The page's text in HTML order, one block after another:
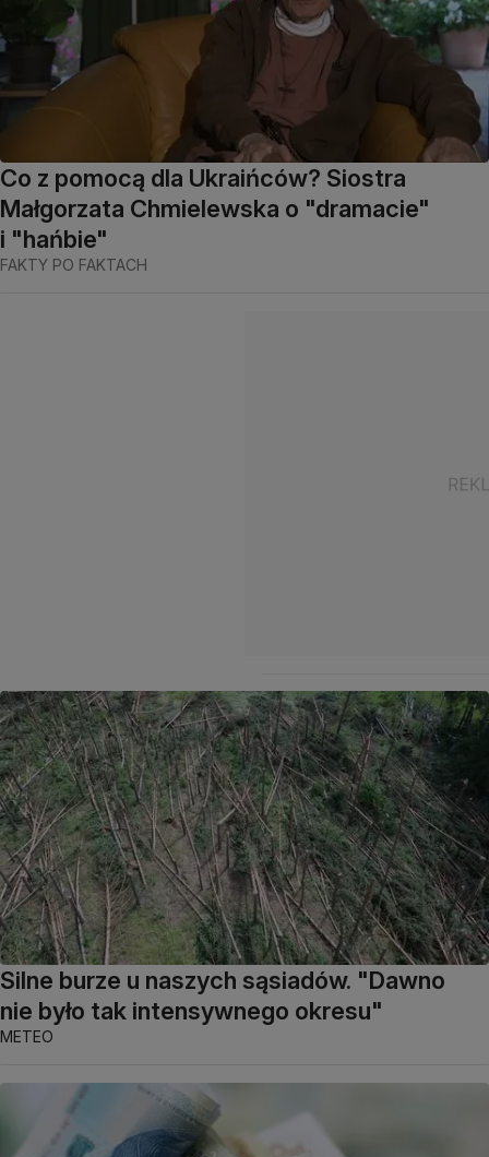
Co z pomocą dla Ukraińców? Siostra
Małgorzata Chmielewska o "dramacie"
i "hańbie"
FAKTY PO FAKTACH
Silne burze u naszych sąsiadów. "Dawno
nie było tak intensywnego okresu"
METEO